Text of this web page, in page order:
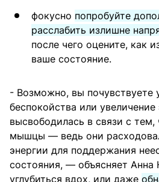
фокусно попробуйте
расслабить излишне
после чего оцените, как
ваше состояние.
- Возможно, вы почувствуете
беспокойства или увеличение
высвободилась в связи с тем,
мышцы — ведь они
энергии для поддержания
состояния, — объясняет
углубиться вдох, или даже